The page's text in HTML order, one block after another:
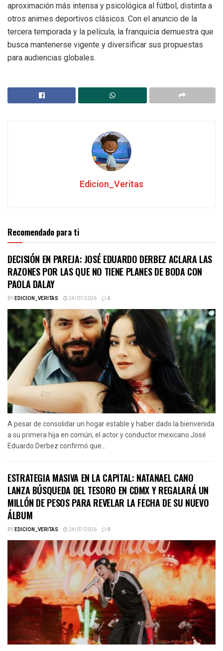
aproximación más intensa y psicológica al fútbol, distinta a
otros animes deportivos clásicos. Con el anuncio de la
tercera temporada y la película, la franquicia demuestra que
busca mantenerse vigente y diversificar sus propuestas
para audiencias globales.
Edicion_Veritas
Recomendado para ti
DECISIÓN EN PAREJA: JOSÉ EDUARDO DERBEZ ACLARA LAS
RAZONES POR LAS QUE NO TIENE PLANES DE BODA CON
PAOLA DALAY
BYEDICION_VERITAS 24/07/2026 0
A pesar de consolidar un hogar estable y haber dado la bienvenida
a su primera hija en común, el actor y conductor mexicano José
Eduardo Derbez confirmó que...
ESTRATEGIA MASIVA EN LA CAPITAL: NATANAEL CANO
LANZA BÚSQUEDA DEL TESORO EN CDMX Y REGALARÁ UN
MILLÓN DE PESOS PARA REVELAR LA FECHA DE SU NUEVO
ÁLBUM
BYEDICION_VERITAS 24/07/2026 0